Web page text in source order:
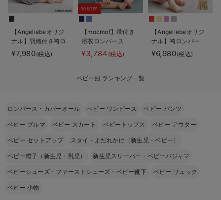
ベビーシューズ・ファーストシューズ・ベビー靴下
ベビー 小物
おむつ関連グッズ
快適機能ウェア特集 パジャマ
安心の日本製。先輩ママが買ってよかった！本当に必要な出産準備品
冬に可愛いニットがお得！
親子コーデ｜ママとベビーにおすすめ！
便利な育児家電
お部屋映えアイテム
【Angeliebeオリジ
ナル】羽織付き袴ロ
ンパース 男の子
¥7,980(税込)
20%OFF
【mocmof】帯付き
浴衣ロンパース
¥3,784 (税込)
【Angeliebeオリジ
ナル】袴ロンパー
ス 男の子 女の子
¥6,980(税込)
ベビー服 ランキング一覧
ロンパース・カバーオール ベビー ワンピース ベビー パンツ
ベビー ブルマ ベビー スカート ベビートップス ベビー アウター
ベビー セットアップ スタイ・よだれかけ（新生児・ベビー）
ベビー帽子（新生児・乳児） 新生児スリーパー・ベビーパジャマ
ベビーシューズ・ファーストシューズ・ベビー靴下 ベビー リュック
ベビー 小物